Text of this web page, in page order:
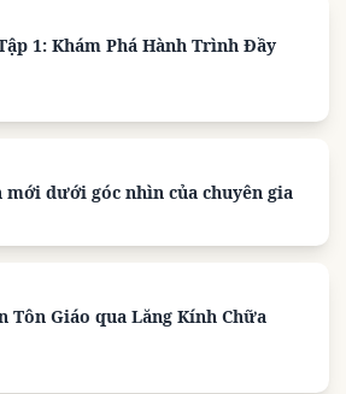
1: Khám Phá Hành Trình Đầy
dưới góc nhìn của chuyên gia
Tôn Giáo qua Lăng Kính Chữa